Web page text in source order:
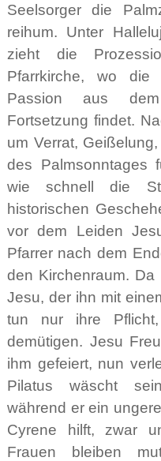
Seelsorger die
reihum. Unter
zieht die
Pfarrkirche, wo
Passion aus dem
Fortsetzung findet.
um Verrat,
des Palmsonntages
wie schnell die
historischen
vor dem Leiden
Pfarrer nach dem
den Kirchenraum.
Jesu, der ihn mit
tun nur ihre
demütigen. Jesu
ihm gefeiert, nun
Pilatus wäscht
während er ein
Cyrene hilft, zwar
Frauen bleiben